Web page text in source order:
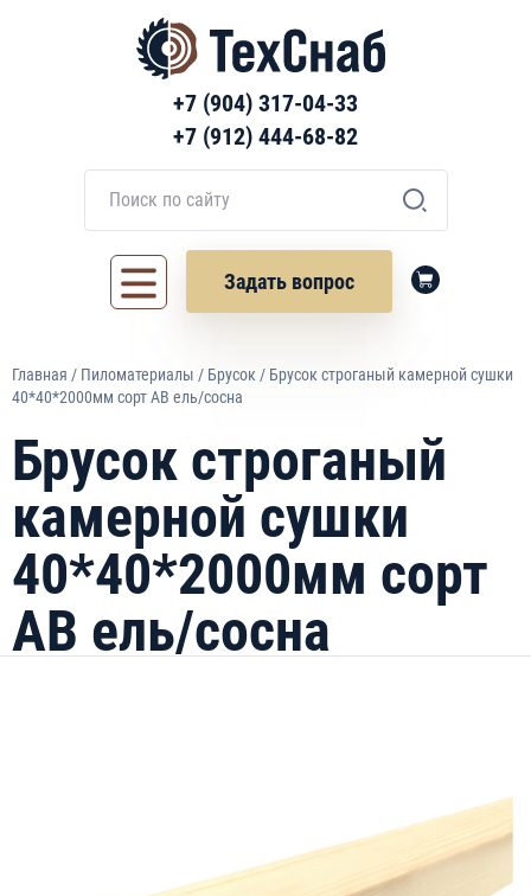
+7 (904) 317-04-33
+7 (912) 444-68-82
Задать вопрос
Главная / Пиломатериалы / Брусок / Брусок строганый камерной сушки
40*40*2000мм сорт АВ ель/сосна
Брусок строганый
камерной сушки
40*40*2000мм сорт
АВ ель/сосна